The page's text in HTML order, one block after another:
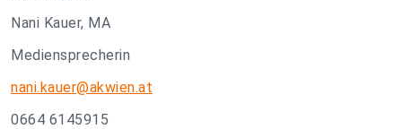
Nani Kauer, MA
Mediensprecherin
nani.kauer@akwien.at
0664 6145915